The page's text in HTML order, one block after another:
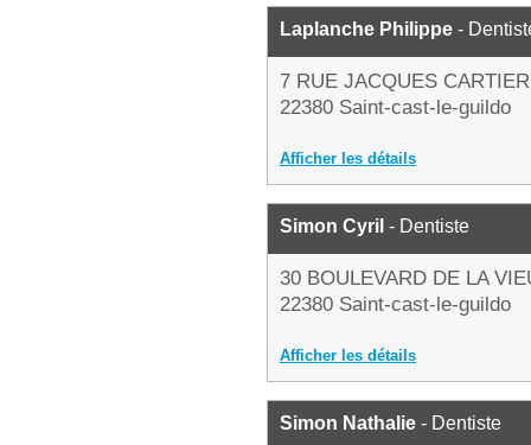
Laplanche Philippe -
7 RUE JACQUES CARTIER
22380 Saint-cast-le-guildo
Afficher les détails
Simon Cyril - Dentiste
30 BOULEVARD DE LA
22380 Saint-cast-le-guildo
Afficher les détails
Simon Nathalie - Dentiste